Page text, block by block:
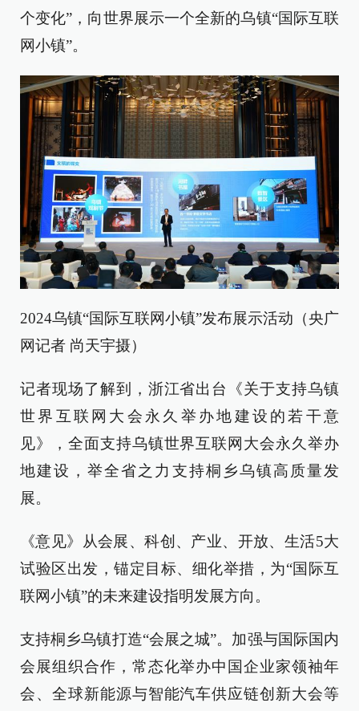
个变化”，向世界展示一个全新的乌镇“国际互联
网小镇”。
2024乌镇“国际互联网小镇”发布展示活动（央广
网记者 尚天宇摄）
记者现场了解到，浙江省出台《关于支持乌镇
世界互联网大会永久举办地建设的若干意
见》，全面支持乌镇世界互联网大会永久举办
地建设，举全省之力支持桐乡乌镇高质量发
展。
《意见》从会展、科创、产业、开放、生活5大
试验区出发，锚定目标、细化举措，为“国际互
联网小镇”的未来建设指明发展方向。
支持桐乡乌镇打造“会展之城”。加强与国际国内
会展组织合作，常态化举办中国企业家领袖年
会、全球新能源与智能汽车供应链创新大会等